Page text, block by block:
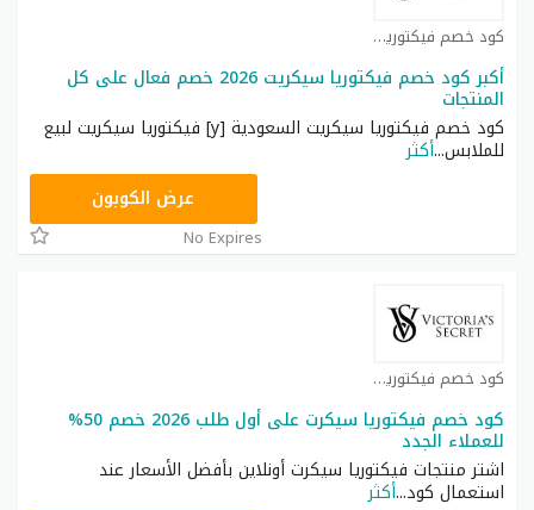
كود خصم فيكتوريا سيكرت كوبون
أكبر كود خصم فيكتوريا سيكريت 2026 خصم فعال على كل
المنتجات
كود خصم فيكتوريا سيكريت السعودية [y] فيكتوريا سيكريت لبيع
للملابس...أكثر
عرض الكوبون
No Expires
كود خصم فيكتوريا سيكرت كوبون
كود خصم فيكتوريا سيكرت على أول طلب 2026 خصم 50%
للعملاء الجدد
اشتر منتجات فيكتوريا سيكرت أونلاين بأفضل الأسعار عند
استعمال كود...أكثر